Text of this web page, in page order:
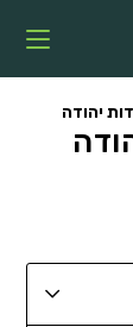
יהודה